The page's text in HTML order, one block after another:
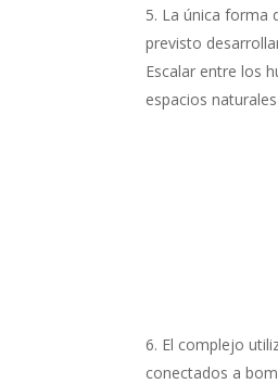
La única forma
previsto
Escalar entre los
espacios
El complejo
conectados a